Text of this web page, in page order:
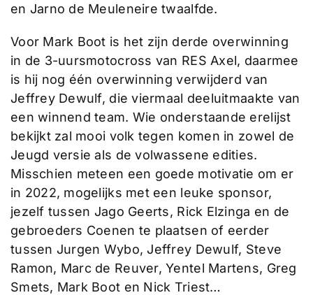
en Jarno de Meuleneire twaalfde.
Voor Mark Boot is het zijn derde overwinning
in de 3-uursmotocross van RES Axel, daarmee
is hij nog één overwinning verwijderd van
Jeffrey Dewulf, die viermaal deeluitmaakte van
een winnend team. Wie onderstaande erelijst
bekijkt zal mooi volk tegen komen in zowel de
Jeugd versie als de volwassene edities.
Misschien meteen een goede motivatie om er
in 2022, mogelijks met een leuke sponsor,
jezelf tussen Jago Geerts, Rick Elzinga en de
gebroeders Coenen te plaatsen of eerder
tussen Jurgen Wybo, Jeffrey Dewulf, Steve
Ramon, Marc de Reuver, Yentel Martens, Greg
Smets, Mark Boot en Nick Triest…